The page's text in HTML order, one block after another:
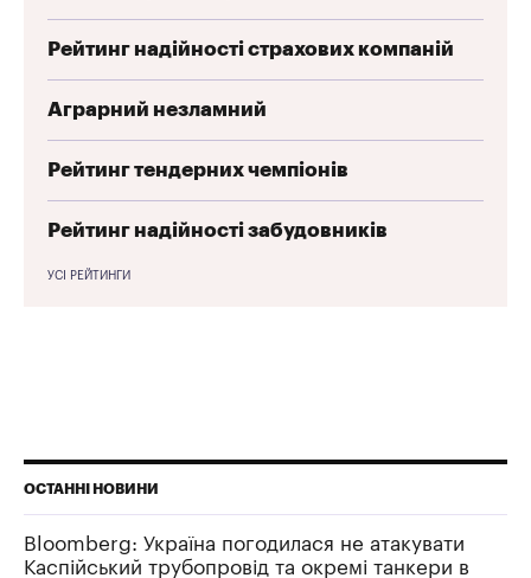
Рейтинг надійності страхових компаній
Аграрний незламний
Рейтинг тендерних чемпіонів
Рейтинг надійності забудовників
УСІ РЕЙТИНГИ
ОСТАННІ НОВИНИ
Bloomberg: Україна погодилася не атакувати
Каспійський трубопровід та окремі танкери в